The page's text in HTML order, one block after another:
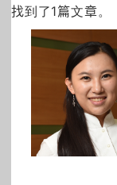
藝士匹靈
所有主題
找到了1篇文章。